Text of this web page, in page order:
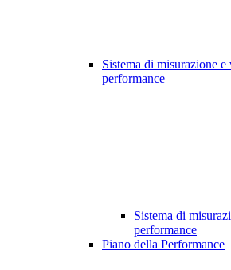
Sistema di misurazione
performance
Sistema di
performance
Piano della Performance